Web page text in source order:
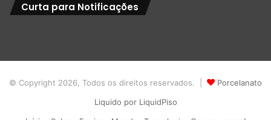
Curta para Notificações
© Copyright 2026, Todos os direitos reservados. |
Porcelanato
Liquido por LiquidPiso